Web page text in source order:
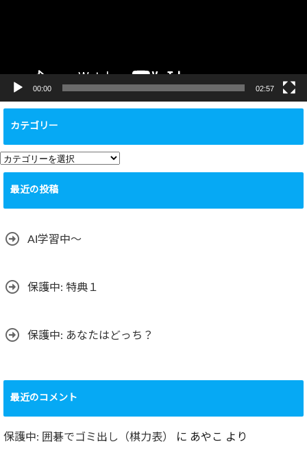
00:00 02:57
カテゴリー
カ
テ
リ
最近の投稿
AI学習中〜
保護中: 特典１
保護中: あなたはどっち？
最近のコメント
保護中: 囲碁でゴミ出し（棋力表） に あやこ より